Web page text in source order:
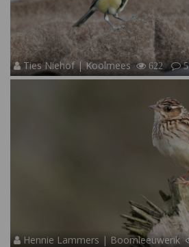
Ties Niehof | Koolmees 622 5
Hennie Lammers | Boomleeuwerik